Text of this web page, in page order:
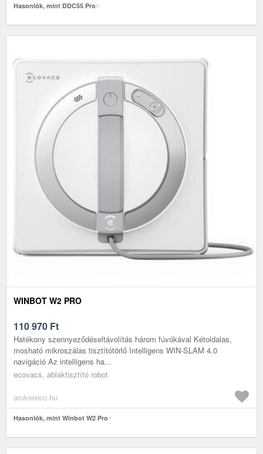
Hasonlók, mint DDC55 Pro
WINBOT W2 PRO
110 970 Ft
Hatékony szennyeződéseltávolítás három fúvókával Kétoldalas,
mosható mikroszálas tisztítótörlő Intelligens WIN-SLAM 4.0
navigáció Az intelligens ha...
ecovacs, ablaktisztító robot
arukereso.hu
Hasonlók, mint Winbot W2 Pro